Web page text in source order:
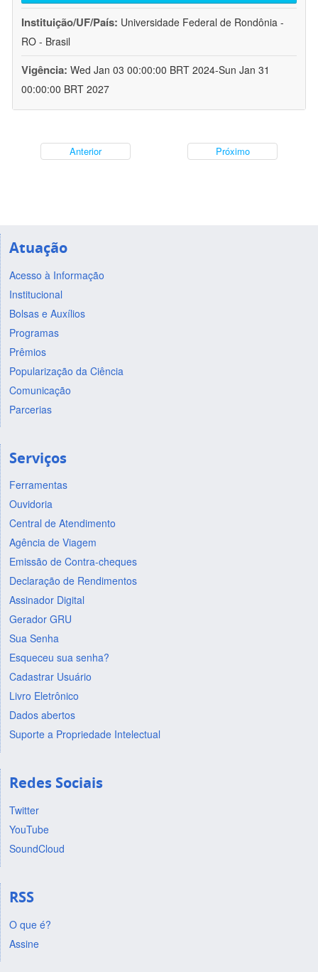
Instituição/UF/País: Universidade Federal de Rondônia -
RO - Brasil
Vigência: Wed Jan 03 00:00:00 BRT 2024-Sun Jan 31
00:00:00 BRT 2027
Anterior Próximo
Atuação
Acesso à Informação
Institucional
Bolsas e Auxílios
Programas
Prêmios
Popularização da Ciência
Comunicação
Parcerias
Serviços
Ferramentas
Ouvidoria
Central de Atendimento
Agência de Viagem
Emissão de Contra-cheques
Declaração de Rendimentos
Assinador Digital
Gerador GRU
Sua Senha
Esqueceu sua senha?
Cadastrar Usuário
Livro Eletrônico
Dados abertos
Suporte a Propriedade Intelectual
Redes Sociais
Twitter
YouTube
SoundCloud
RSS
O que é?
Assine